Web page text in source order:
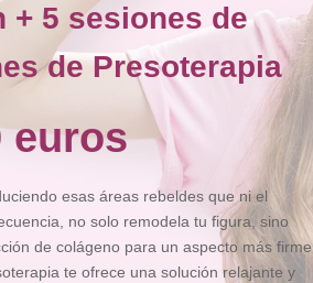
+ 5 sesiones de
de Presoterapia
euros
esas áreas rebeldes que ni el
no solo remodela tu figura, sino
de colágeno para un aspecto más firme
te ofrece una solución relajante y